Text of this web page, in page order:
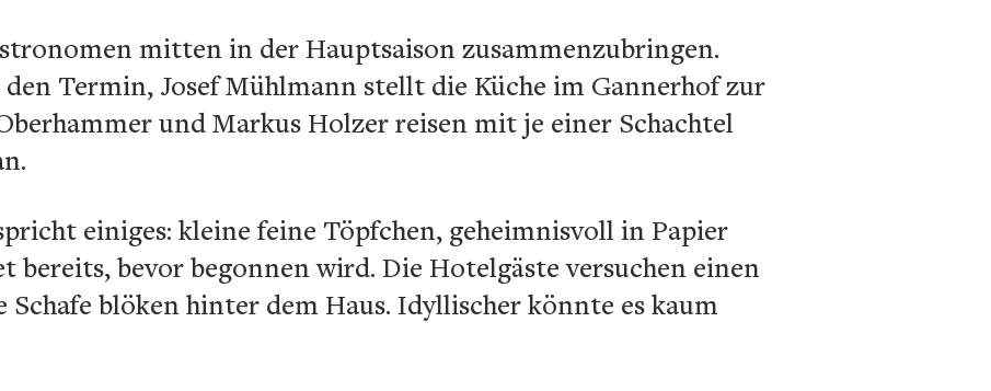
mitten in der Hauptsaison zusammenzubringen.
Termin, Josef Mühlmann stellt die Küche im Gannerhof zur
und Markus Holzer reisen mit je einer Schachtel
einiges: kleine feine Töpfchen, geheimnisvoll in Papier
bereits, bevor begonnen wird. Die Hotelgäste versuchen einen
Schafe blöken hinter dem Haus. Idyllischer könnte es kaum